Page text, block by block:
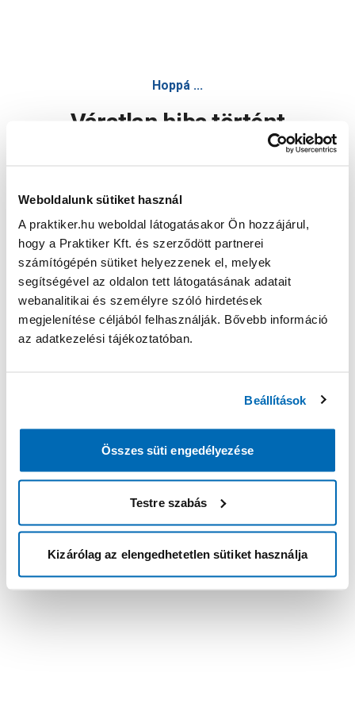
Weboldalunk sütiket használ
A praktiker.hu weboldal látogatásakor Ön hozzájárul,
hogy a Praktiker Kft. és szerződött partnerei
számítógépén sütiket helyezzenek el, melyek
segítségével az oldalon tett látogatásának adatait
webanalitikai és személyre szóló hirdetések
megjelenítése céljából felhasználják. Bővebb információ
az adatkezelési tájékoztatóban.
Beállítások
Összes süti engedélyezése
Testre szabás
Kizárólag az elengedhetetlen sütiket használja
Hoppá ...
Váratlan hiba történt
Oldal újratöltése